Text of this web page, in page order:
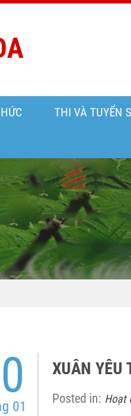
THI VÀ TUYỂN
01
XUÂN YÊU
Posted in: Hoạt